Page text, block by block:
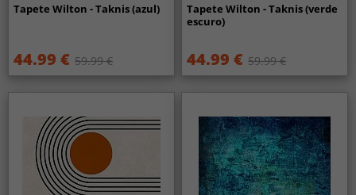
Tapete Wilton - Taknis (azul)
44.99 € 59.99 €
Tapete Wilton - Taknis (verde
escuro)
44.99 € 59.99 €